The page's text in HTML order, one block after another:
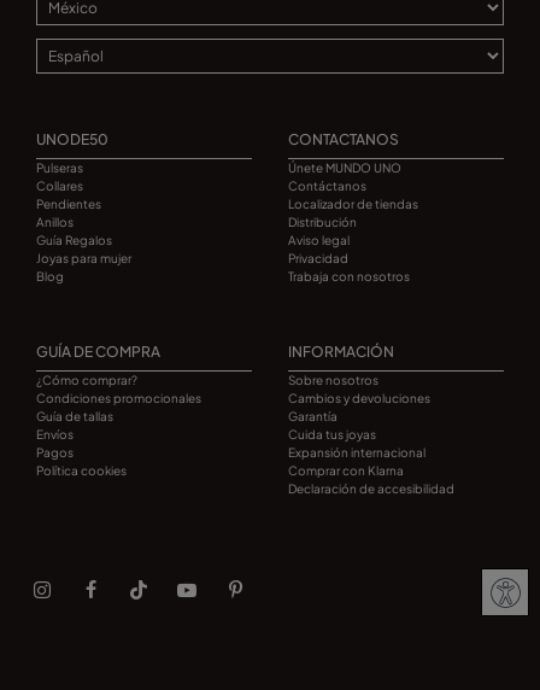
UNODE50
Pulseras
Collares
Pendientes
Anillos
Guía Regalos
Joyas para mujer
Blog
CONTACTANOS
Únete MUNDO UNO
Contáctanos
Localizador de tiendas
Distribución
Aviso legal
Privacidad
Trabaja con nosotros
GUÍA DE COMPRA
¿Cómo comprar?
Condiciones promocionales
Guía de tallas
Envíos
Pagos
Política cookies
INFORMACIÓN
Sobre nosotros
Cambios y devoluciones
Garantía
Cuida tus joyas
Expansión internacional
Comprar con Klarna
Declaración de accesibilidad